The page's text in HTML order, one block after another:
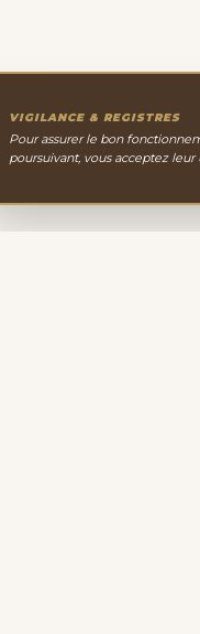
VIGILANCE & REGISTRES
Pour assurer le bon
poursuivant, vous acceptez